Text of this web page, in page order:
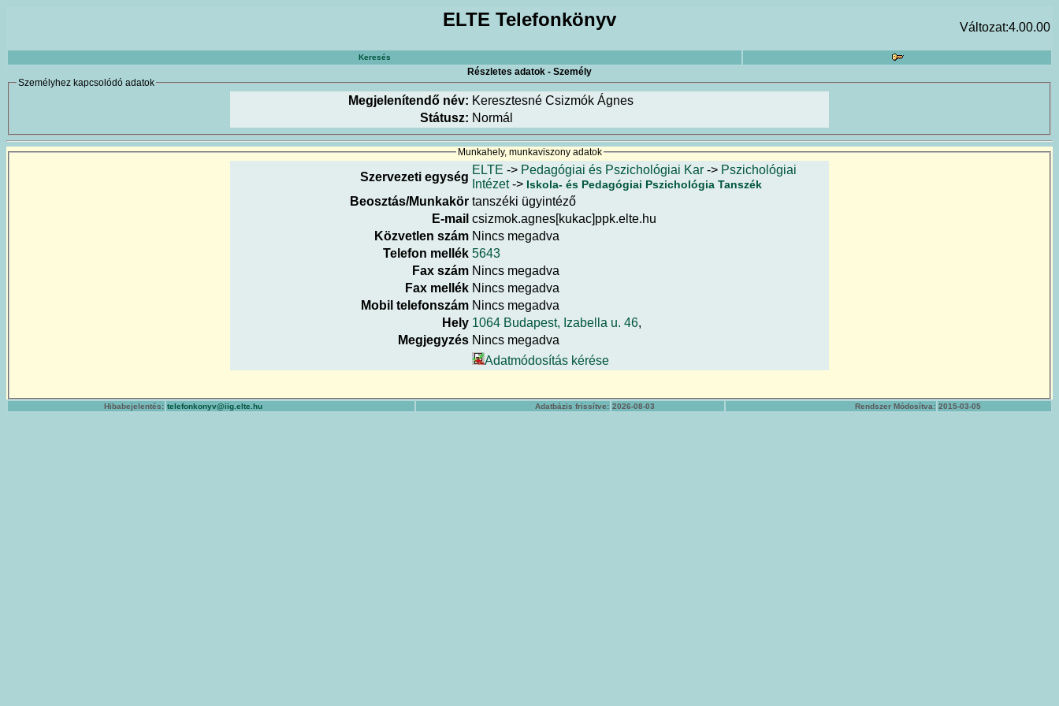
ELTE Telefonkönyv Változat:4.00.00
Keresés
Részletes adatok - Személy
Személyhez kapcsolódó adatok
Megjelenítendő név: Keresztesné Csizmók Ágnes
Státusz: Normál
Munkahely, munkaviszony adatok
Szervezeti egység
ELTE -> Pedagógiai és Pszichológiai Kar -> Pszichológiai
Intézet-> Iskola- és Pedagógiai Pszichológia Tanszék
Beosztás/Munkakör tanszéki ügyintéző
E-mail csizmok.agnes[kukac]ppk.elte.hu
Közvetlen szám Nincs megadva
Telefon mellék 5643
Fax szám Nincs megadva
Fax mellék Nincs megadva
Mobil telefonszám Nincs megadva
Hely 1064 Budapest, Izabella u. 46,
Megjegyzés Nincs megadva
Adatmódosítás kérése
Hibabejelentés: telefonkonyv@iig.elte.hu Adatbázis frissítve: 2026-08-03 Rendszer Módosítva: 2015-03-05